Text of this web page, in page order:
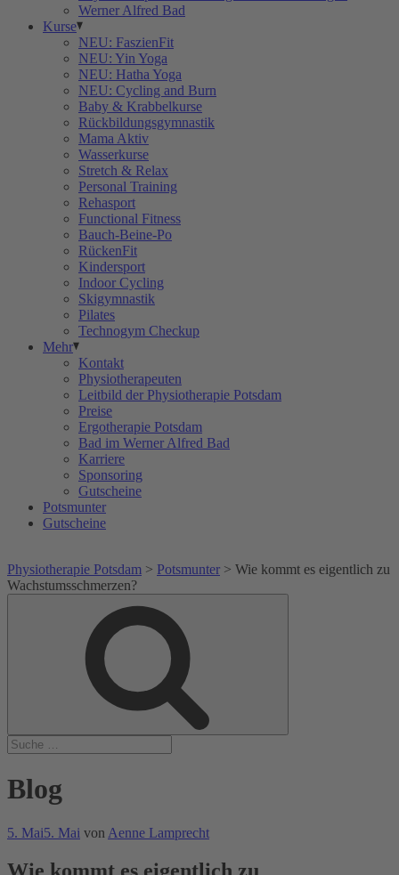
Werner Alfred Bad
Kurse
NEU: FaszienFit
NEU: Yin Yoga
NEU: Hatha Yoga
NEU: Cycling and Burn
Baby & Krabbelkurse
Rückbildungsgymnastik
Mama Aktiv
Wasserkurse
Stretch & Relax
Personal Training
Rehasport
Functional Fitness
Bauch-Beine-Po
RückenFit
Kindersport
Indoor Cycling
Skigymnastik
Pilates
Technogym Checkup
Mehr
Kontakt
Physiotherapeuten
Leitbild der Physiotherapie Potsdam
Preise
Ergotherapie Potsdam
Bad im Werner Alfred Bad
Karriere
Sponsoring
Gutscheine
Potsmunter
Gutscheine
Physiotherapie Potsdam > Potsmunter > Wie kommt es eigentlich zu
Wachstumsschmerzen?
Blog
Veröffentlicht
5. Mai5. Mai von Aenne Lamprecht
Wie kommt es eigentlich zu